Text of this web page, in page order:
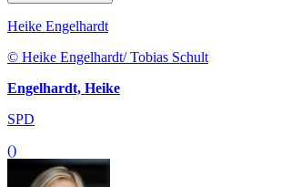
Heike Engelhardt
© Heike Engelhardt/ Tobias Schult
Engelhardt, Heike
SPD
()